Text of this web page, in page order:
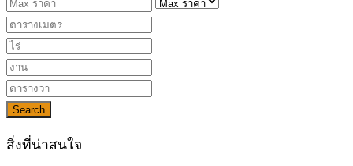
Search
สิ่งที่น่าสนใจ